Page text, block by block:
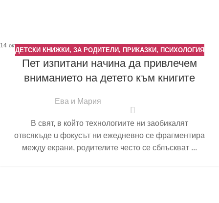
14 окт.
ДЕТСКИ КНИЖКИ, ЗА РОДИТЕЛИ, ПРИКАЗКИ, ПСИХОЛОГИЯ
Пет изпитани начина да привлечем
вниманието на детето към книгите
Ева и Мария
В свят, в който технологиите ни заобикалят
отвсякъде u фокусът ни ежедневно се фрагментира
между екрани, родителите често се сблъскват ...